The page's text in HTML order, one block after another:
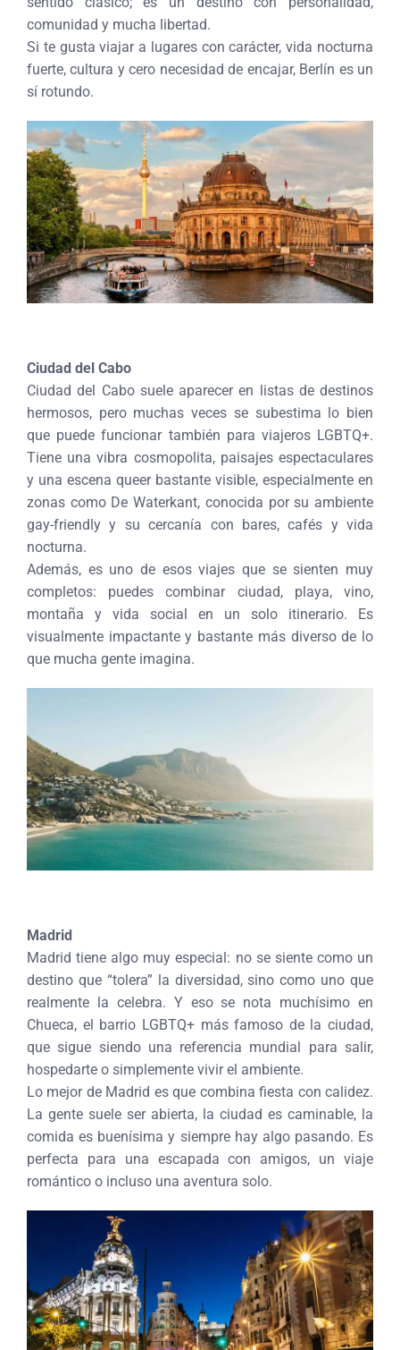
comunidad y mucha libertad.
Si te gusta viajar a lugares con carácter, vida nocturna
fuerte, cultura y cero necesidad de encajar, Berlín es un
sí rotundo.
Ciudad del Cabo
Ciudad del Cabo suele aparecer en listas de destinos
hermosos, pero muchas veces se subestima lo bien
que puede funcionar también para viajeros LGBTQ+.
Tiene una vibra cosmopolita, paisajes espectaculares
y una escena queer bastante visible, especialmente en
zonas como De Waterkant, conocida por su ambiente
gay-friendly y su cercanía con bares, cafés y vida
nocturna.
Además, es uno de esos viajes que se sienten muy
completos: puedes combinar ciudad, playa, vino,
montaña y vida social en un solo itinerario. Es
visualmente impactante y bastante más diverso de lo
que mucha gente imagina.
Madrid
Madrid tiene algo muy especial: no se siente como un
destino que “tolera” la diversidad, sino como uno que
realmente la celebra. Y eso se nota muchísimo en
Chueca, el barrio LGBTQ+ más famoso de la ciudad,
que sigue siendo una referencia mundial para salir,
hospedarte o simplemente vivir el ambiente.
Lo mejor de Madrid es que combina fiesta con calidez.
La gente suele ser abierta, la ciudad es caminable, la
comida es buenísima y siempre hay algo pasando. Es
perfecta para una escapada con amigos, un viaje
romántico o incluso una aventura solo.